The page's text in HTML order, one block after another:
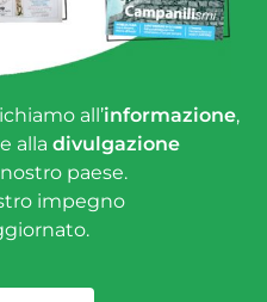
all’informazione,
e alla divulgazione
paese.
impegno